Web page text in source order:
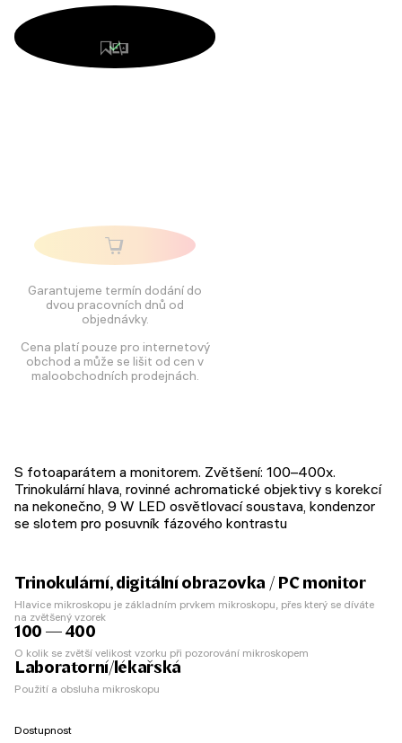
Garantujeme termín dodání do
dvou pracovních dnů od
objednávky.
Cena platí pouze pro internetový
obchod a může se lišit od cen v
maloobchodních prodejnách.
S fotoaparátem a monitorem. Zvětšení: 100–400x.
Trinokulární hlava, rovinné achromatické objektivy s korekcí
na nekonečno, 9 W LED osvětlovací soustava, kondenzor
se slotem pro posuvník fázového kontrastu
Trinokulární, digitální obrazovka / PC monitor
Hlavice mikroskopu je základním prvkem mikroskopu, přes který se díváte
na zvětšený vzorek
100 — 400
O kolik se zvětší velikost vzorku při pozorování mikroskopem
Laboratorní/lékařská
Použití a obsluha mikroskopu
Dostupnost